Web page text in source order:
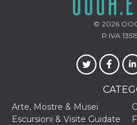
© 2026
P.IVA
Arte, Mostre & Musei
Escursioni & Visite Guidate